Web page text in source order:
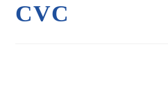
CVC